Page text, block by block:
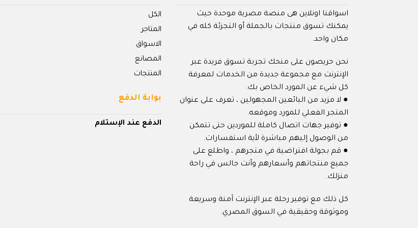
اسواقنا اونلاين هى منصة مصرية موحدة حيث
يمكنك تسوق منتجات بالجملة أو التجزئة كله في
مكان واحد.
نحن حريصون على منحك تجربة تسوق فريدة عبر
الإنترنت مع مجموعة جديدة من الخدمات لمعرفة
كل شيء عن المورد الخاص بك:
● لا مزيد من البائعين المجهولين ، تعرف على عنوان
المتجر الفعلي للمورد وموقعه.
● توفير جهات اتصال كاملة للموردين حتى تتمكن
من الوصول إليهم مباشرة لأية استفسارات.
● قم بجولة افتراضية في متجرهم ، واطلع على
جميع منتجاتهم وأسعارهم وأنت جالس في راحة
منزلك.
كل ذلك مع توفير رحلة عبر الإنترنت آمنة وسريعة
وموثوقة وحقيقية في السوق المصري.
الكل
المتاجر
الاسواق
المصانع
المنتجات
بوابة الدفع
الدفع عند الإستلام